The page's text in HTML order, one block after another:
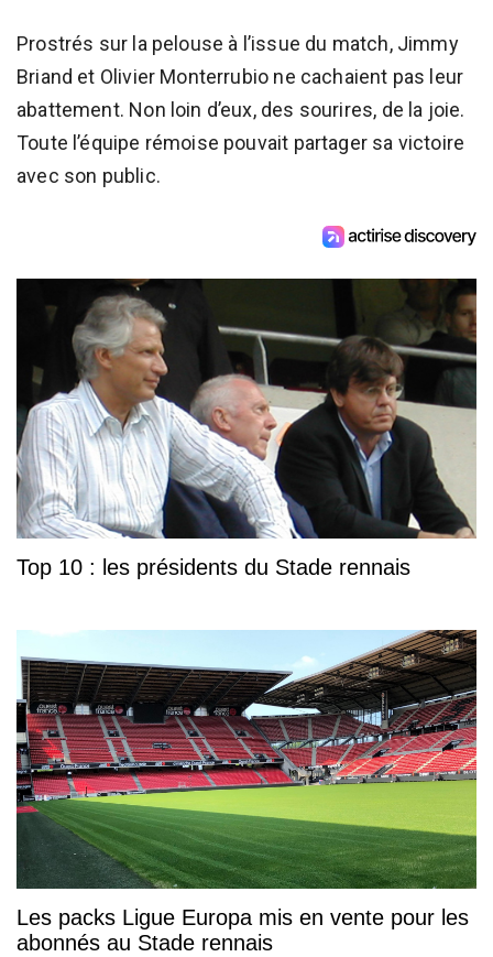
Prostrés sur la pelouse à l’issue du match, Jimmy
Briand et Olivier Monterrubio ne cachaient pas leur
abattement. Non loin d’eux, des sourires, de la joie.
Toute l’équipe rémoise pouvait partager sa victoire
avec son public.
Top 10 : les présidents du Stade rennais
Les packs Ligue Europa mis en vente pour les
abonnés au Stade rennais